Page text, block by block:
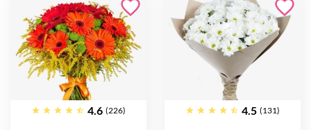
4.6 (226) 4.5 (131)